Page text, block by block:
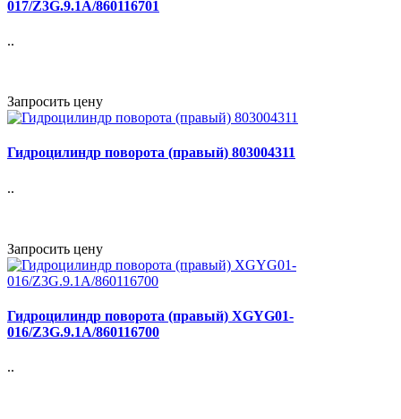
017/Z3G.9.1A/860116701
..
Запросить цену
Гидроцилиндр поворота (правый) 803004311
..
Запросить цену
Гидроцилиндр поворота (правый) XGYG01-
016/Z3G.9.1A/860116700
..